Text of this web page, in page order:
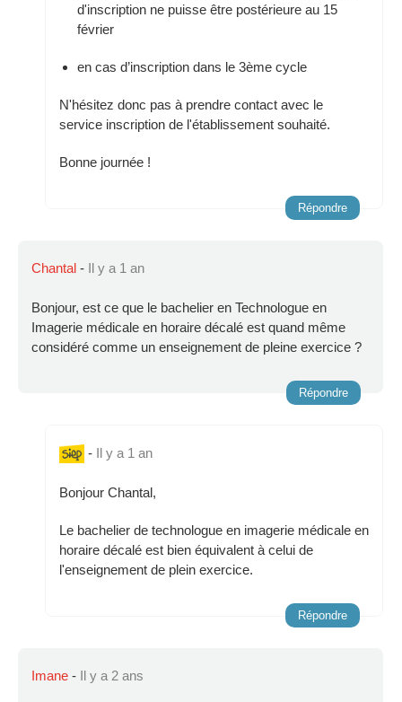
d'inscription ne puisse être postérieure au 15
février
en cas d’inscription dans le 3ème cycle
N'hésitez donc pas à prendre contact avec le
service inscription de l'établissement souhaité.
Bonne journée !
Répondre
Chantal - Il y a 1 an
Bonjour, est ce que le bachelier en Technologue en
Imagerie médicale en horaire décalé est quand même
considéré comme un enseignement de pleine exercice ?
Répondre
- Il y a 1 an
Bonjour Chantal,
Le bachelier de technologue en imagerie médicale en
horaire décalé est bien équivalent à celui de
l'enseignement de plein exercice.
Répondre
Imane - Il y a 2 ans